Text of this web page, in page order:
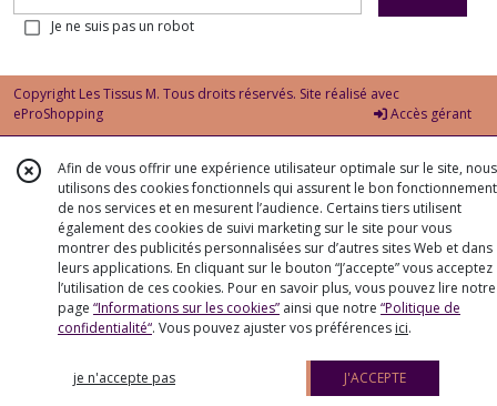
Je ne suis pas un robot
Copyright Les Tissus M. Tous droits réservés. Site réalisé avec
eProShopping
Accès gérant
Afin de vous offrir une expérience utilisateur optimale sur le site, nous
utilisons des cookies fonctionnels qui assurent le bon fonctionnement
de nos services et en mesurent l’audience. Certains tiers utilisent
également des cookies de suivi marketing sur le site pour vous
montrer des publicités personnalisées sur d’autres sites Web et dans
leurs applications. En cliquant sur le bouton “J’accepte” vous acceptez
l’utilisation de ces cookies. Pour en savoir plus, vous pouvez lire notre
page “Informations sur les cookies” ainsi que notre “Politique de
confidentialité“. Vous pouvez ajuster vos préférences ici.
je n'accepte pas J'ACCEPTE